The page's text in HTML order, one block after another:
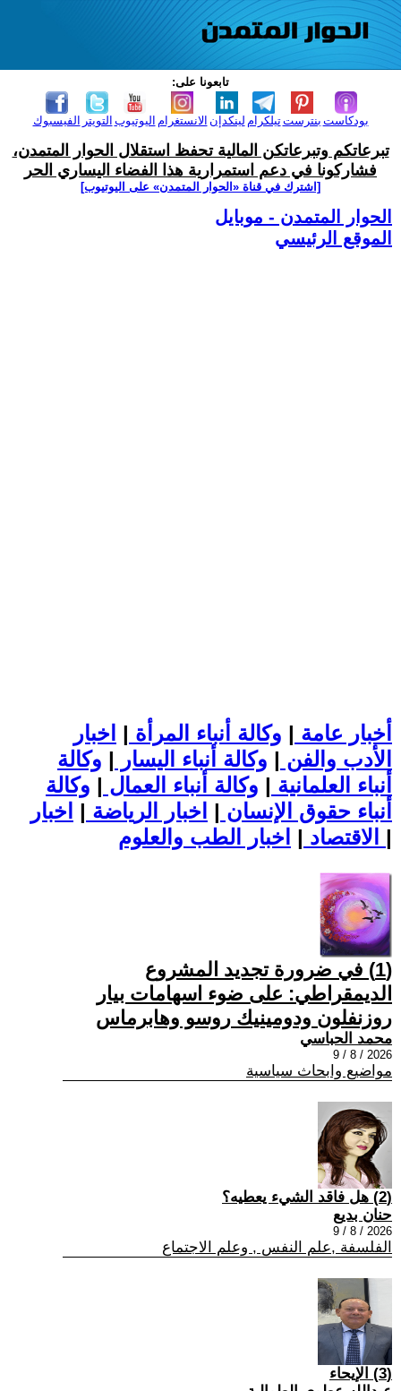
تابعونا على:
الفيسبوك التويتر اليوتيوب الانستغرام لينكدإن تيلكرامبنترست بودكاست
تبرعاتكم وتبرعاتكن المالية تحفظ استقلال الحوار المتمدن،
فشاركونا في دعم استمرارية هذا الفضاء اليساري الحر
[اشترك في قناة ‫«الحوار المتمدن» على اليوتيوب]
الحوار المتمدن - موبايل
الموقع الرئيسي
أخبار عامة | وكالة أنباء المرأة | اخبار
الأدب والفن | وكالة أنباء اليسار | وكالة
أنباء العلمانية | وكالة أنباء العمال | وكالة
أنباء حقوق الإنسان | اخبار الرياضة | اخبار
الاقتصاد | |
(1) في ضرورة تجديد المشروع
الديمقراطي: على ضوء اسهامات بيار
روزنفلون ودومينيك روسو وهابرماس
محمد الحباسي
2026 / 8 / 9
مواضيع وابحاث سياسية
(2) هل فاقد الشيء يعطيه؟
حنان بديع
2026 / 8 / 9
الفلسفة ,علم النفس , وعلم الاجتماع
(3) الإيحاء